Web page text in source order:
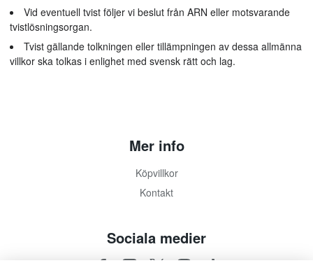
Vid eventuell tvist följer vi beslut från ARN eller motsvarande
tvistlösningsorgan.
Tvist gällande tolkningen eller tillämpningen av dessa allmänna
villkor ska tolkas i enlighet med svensk rätt och lag.
Mer info
Köpvillkor
Kontakt
Sociala medier